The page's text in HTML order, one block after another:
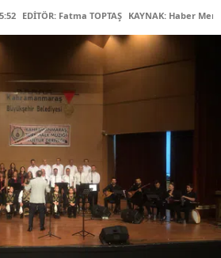
EDİTÖR: Fatma TOPTAŞ KAYNAK: Haber